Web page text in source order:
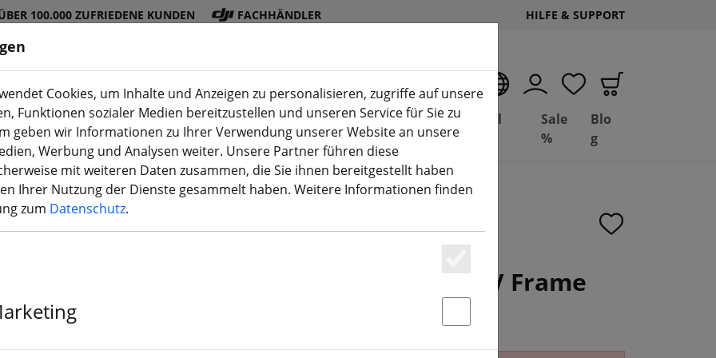
100.000 ZUFRIEDENE KUNDEN FACHHÄNDLER HILFE & SUPPORT
DJI
Shop
Akku
s
Propelle
r
Zubehö
r
3D
Druck(aktuelle Seite)
Deal
Depot
Basil
Sale
%
Blo
g
DarwinFPV BabyApe II FPV Frame
Cookies, um Inhalte und Anzeigen zu personalisieren, zugriffe auf unsere
Funktionen sozialer Medien bereitzustellen und unseren Service für Sie zu
geben wir Informationen zu Ihrer Verwendung unserer Website an unsere
Werbung und Analysen weiter. Unsere Partner führen diese
mit weiteren Daten zusammen, die Sie ihnen bereitgestellt haben
Ihrer Nutzung der Dienste gesammelt haben. Weitere Informationen finden
zum Datenschutz.
Essenziell